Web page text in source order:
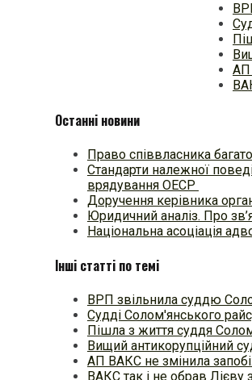
АП
Останні новини
Право співвласника
Стандарти належної
врядування ОЕСР
Доручення керівника
Юридичний аналіз. Про
Національна асоціація
Інші статті по темі
ВРП звільнила суддю
Судді Солом'янського
Пішла з життя суддя
Вищий антикорупційний
АП ВАКС не змінила
ВАКС так і не обрав Лієву